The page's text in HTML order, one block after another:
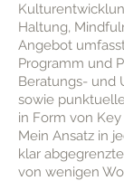
Haltung,
Angebot
Programm und
Beratungs- und
sowie
in Form von
Mein Ansatz in
klar
von wenigen